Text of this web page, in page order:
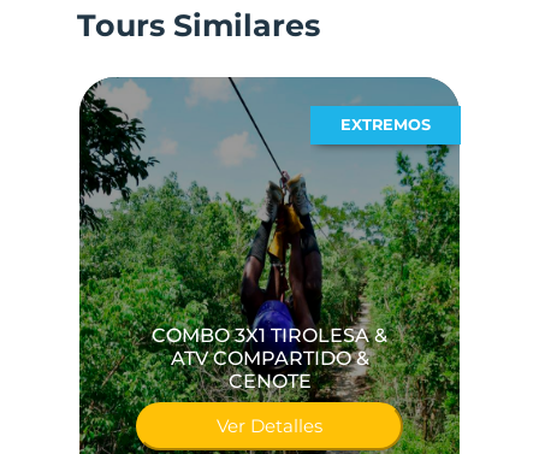
Tours Similares
EXTREMOS
COMBO 3X1 TIROLESA &
ATV COMPARTIDO &
CENOTE
Ver Detalles